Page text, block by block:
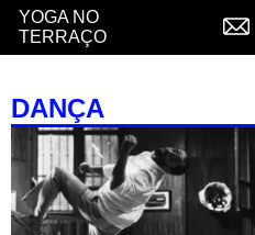
YOGA NO
TERRAÇO
DANÇA